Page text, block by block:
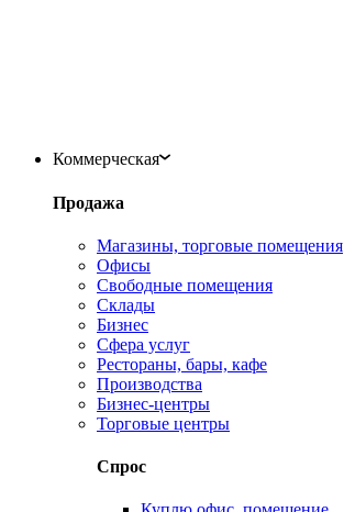
Коммерческая
Продажа
Магазины, торговые помещения
Офисы
Свободные помещения
Склады
Бизнес
Сфера услуг
Рестораны, бары, кафе
Производства
Бизнес-центры
Торговые центры
Спрос